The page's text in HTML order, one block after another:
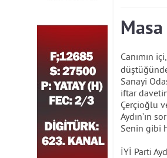
Canımın
Sanayi
iftar
Çerçioğlu
Aydın’ın
Senin gibi
İYİ Parti